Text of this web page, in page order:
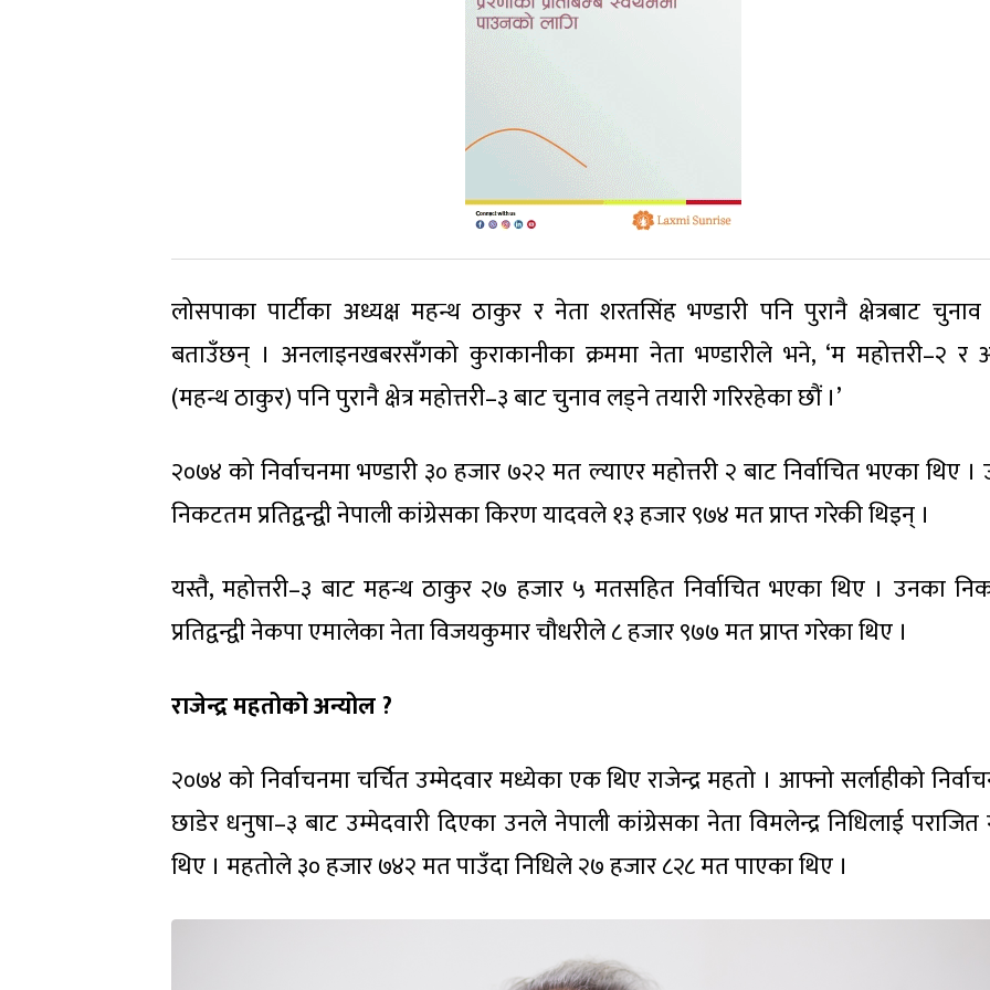
लोसपाका पार्टीका अध्यक्ष महन्थ ठाकुर र नेता शरतसिंह भण्डारी पनि पुरानै क्षेत्रबाट
बताउँछन् । अनलाइनखबरसँगको कुराकानीका क्रममा नेता भण्डारीले भने, ‘म महोत्तरी–२ र
(महन्थ ठाकुर) पनि पुरानै क्षेत्र महोत्तरी–३ बाट चुनाव लड्ने तयारी गरिरहेका छौं ।’
२०७४ को निर्वाचनमा भण्डारी ३० हजार ७२२ मत ल्याएर महोत्तरी २ बाट निर्वाचित भएका थिए
निकटतम प्रतिद्वन्द्वी नेपाली कांग्रेसका किरण यादवले १३ हजार ९७४ मत प्राप्त गरेकी थिइन् ।
यस्तै, महोत्तरी–३ बाट महन्थ ठाकुर २७ हजार ५ मतसहित निर्वाचित भएका थिए । उनका
प्रतिद्वन्द्वी नेकपा एमालेका नेता विजयकुमार चौधरीले ८ हजार ९७७ मत प्राप्त गरेका थिए ।
राजेन्द्र महतोको अन्योल ?
२०७४ को निर्वाचनमा चर्चित उम्मेदवार मध्येका एक थिए राजेन्द्र महतो । आफ्नो सर्लाहीको
छाडेर धनुषा–३ बाट उम्मेदवारी दिएका उनले नेपाली कांग्रेसका नेता विमलेन्द्र निधिलाई
थिए । महतोले ३० हजार ७४२ मत पाउँदा निधिले २७ हजार ८२८ मत पाएका थिए ।